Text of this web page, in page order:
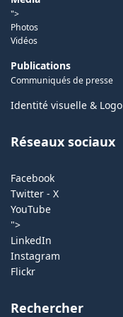
">
Photos
Vidéos
Publications
Communiqués de presse
Identité visuelle & Logo
Réseaux sociaux
Facebook
Twitter - X
YouTube
">
LinkedIn
Instagram
Flickr
Rechercher